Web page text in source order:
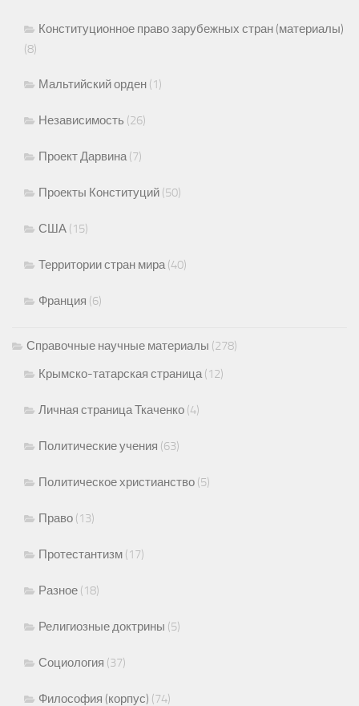
Конституционное право зарубежных стран (материалы)
(8)
Мальтийский орден (1)
Независимость (26)
Проект Дарвина(7)
Проекты Конституций (50)
США (15)
Территории стран мира(40)
Франция (6)
Справочные научные материалы (278)
Крымско-татарская страница(12)
Личная страница Ткаченко (4)
Политические учения (63)
Политическое христианство (5)
Право (13)
Протестантизм (17)
Разное (18)
Религиозные доктрины (5)
Социология (37)
Философия (корпус) (74)